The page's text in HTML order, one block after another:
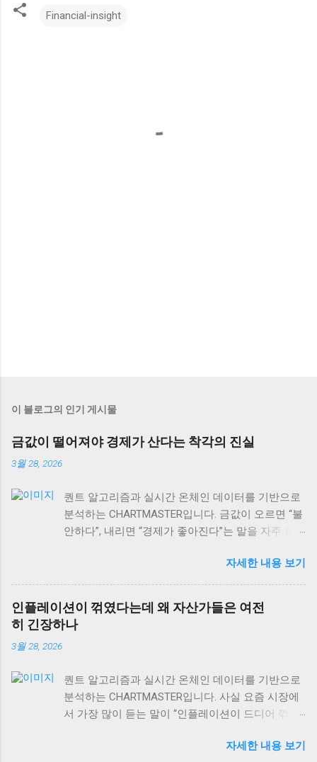
Financial-insight
이 블로그의 인기 게시물
금값이 떨어져야 경제가 산다는 착각의 진실
3월 28, 2026
퀀트 알고리즘과 실시간 온체인 데이터를 기반으로
분석하는 CHARTMASTER입니다. 금값이 오르면 “불
안하다”, 내리면 “경제가 좋아진다”는 말을 자주 듣
재 글로벌 자산시장을 보면, 이런 단순한 공식이 얼
마나 위험한지 알 수 있어요. 실제로는 금값과 경제
성장의 관계가 훨씬 복잡하고, 때로는 정반대로 작
용하기도 합니다. 오늘은 금값 움직임을 제대로 읽
는 법과 상품시장 수급 동향, 그리고 역발상 투자의
$106.40B USD 에 달하는 상황에서, 전통 자산과 디
지털 자산의 상관관계도 함께 살펴볼게요. 금값과
경제성장, 단순한 반비례 관계가 아니다 많은 사람
는 절반만 맞는 이야기예요. 실제로 금은 인플레이
자세한 내용 보기
인플레이션이 꺾였다는데 왜 자산가들은 여전
히 긴장하나
3월 28, 2026
퀀트 알고리즘과 실시간 온체인 데이터를 기반으로
분석하는 CHARTMASTER입니다. 사실 요즘 시장에
서 가장 많이 듣는 말이 “인플레이션이 드디어 꺾였
되면서 많은 개인 투자자들은 안도하고 있는데, 정
자세한 내용 보기